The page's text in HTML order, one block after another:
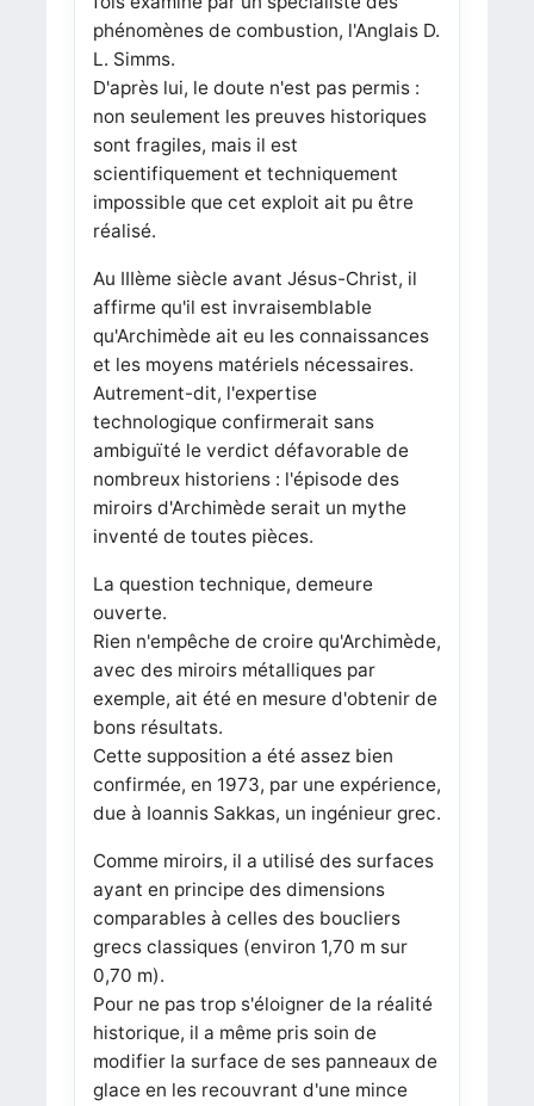
phénomènes de combustion, l'Anglais D.
L. Simms.
D'après lui, le doute n'est pas permis :
non seulement les preuves historiques
sont fragiles, mais il est
scientifiquement et techniquement
impossible que cet exploit ait pu être
réalisé.
Au IIIème siècle avant Jésus-Christ, il
affirme qu'il est invraisemblable
qu'Archimède ait eu les connaissances
et les moyens matériels nécessaires.
Autrement-dit, l'expertise
technologique confirmerait sans
ambiguïté le verdict défavorable de
nombreux historiens : l'épisode des
miroirs d'Archimède serait un mythe
inventé de toutes pièces.
La question technique, demeure
ouverte.
Rien n'empêche de croire qu'Archimède,
avec des miroirs métalliques par
exemple, ait été en mesure d'obtenir de
bons résultats.
Cette supposition a été assez bien
confirmée, en 1973, par une expérience,
due à Ioannis Sakkas, un ingénieur grec.
Comme miroirs, il a utilisé des surfaces
ayant en principe des dimensions
comparables à celles des boucliers
grecs classiques (environ 1,70 m sur
0,70 m).
Pour ne pas trop s'éloigner de la réalité
historique, il a même pris soin de
modifier la surface de ses panneaux de
glace en les recouvrant d'une mince